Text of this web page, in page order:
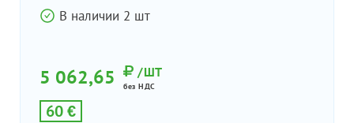
В наличии 2 шт
5 062,65 /ШТ
без НДС
60 €